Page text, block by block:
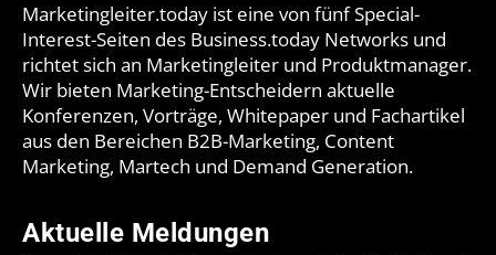
Marketingleiter.today ist eine von fünf Special-
Interest-Seiten des Business.today Networks und
richtet sich an Marketingleiter und Produktmanager.
Wir bieten Marketing-Entscheidern aktuelle
Konferenzen, Vorträge, Whitepaper und Fachartikel
aus den Bereichen B2B-Marketing, Content
Marketing, Martech und Demand Generation.
Aktuelle Meldungen